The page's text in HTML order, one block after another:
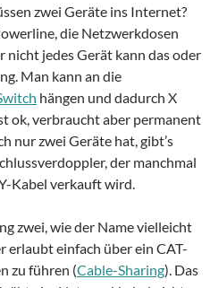
zwei Geräte ins Internet?
die Netzwerkdosen
nicht jedes Gerät kann das oder
Man kann an die
hängen und dadurch X
ok, verbraucht aber permanent
nur zwei Geräte hat, gibt’s
der manchmal
Kabel verkauft wird.
zwei, wie der Name vielleicht
erlaubt einfach über ein CAT-
zu führen (Cable-Sharing). Das